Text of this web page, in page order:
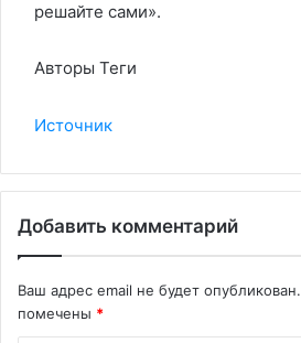
решайте сами».
Авторы Теги
Источник
Добавить комментарий
Ваш адрес email не будет опубликован.
помечены *